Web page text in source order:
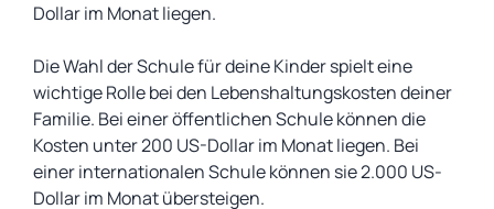
Dollar im Monat liegen.
Die Wahl der Schule für deine Kinder spielt eine
wichtige Rolle bei den Lebenshaltungskosten deiner
Familie. Bei einer öffentlichen Schule können die
Kosten unter 200 US-Dollar im Monat liegen. Bei
einer internationalen Schule können sie 2.000 US-
Dollar im Monat übersteigen.